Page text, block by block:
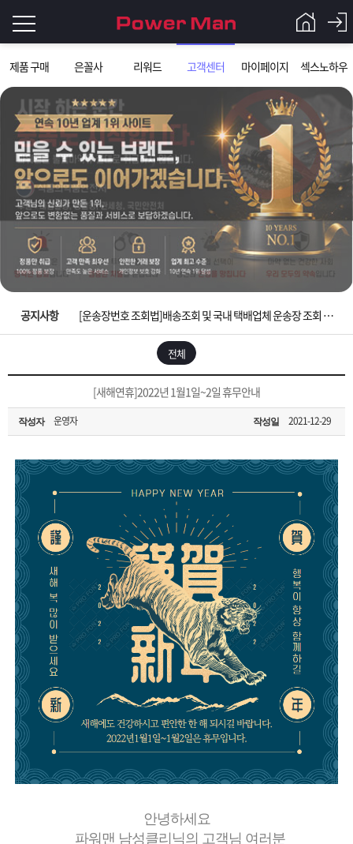
제품 구매 은꼴사 리워드 고객센터 마이페이지 섹스노하우
그
인
이
필
요
니
로
Q&A
파
워
맨
제
품
은
노
하
우
객
센
터
마
이
페
이
지
주
문
조
회
공지사항
입금확인이 안되는 상황을 대비해 꼭 입금후 고객센터 연락바랍니다.
[2026구정 연휴]설 연휴 배송 및 휴무 안내
[운송장번호 조회법]배송조회 및 국내 택배업체 운송장 조회 하는법
[ios앱 오픈]아이폰 고객 앱설치 가능합니다.
[무인택배함 이용 안내] 집 밖에 주소로 택배 받기
입금확인이 안되는 상황을 대비해 꼭 입금후 고객센터 연락바랍니다.
[2026구정 연휴]설 연휴 배송 및 휴무 안내
전체
[새해연휴]2022년 1월1일~2일 휴무안내
작성자 운영자 작성일 2021-12-29
안녕하세요
파워맨 남성클리닉의 고객님 여러분